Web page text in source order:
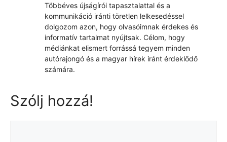
Többéves újságírói tapasztalattal és a
kommunikáció iránti töretlen lelkesedéssel
dolgozom azon, hogy olvasóimnak érdekes és
informatív tartalmat nyújtsak. Célom, hogy
médiánkat elismert forrássá tegyem minden
autórajongó és a magyar hírek iránt érdeklődő
számára.
Szólj hozzá!